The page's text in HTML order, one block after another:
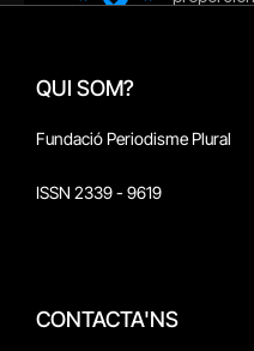
QUI SOM?
Fundació Periodisme Plural
ISSN 2339 - 9619
CONTACTA'NS